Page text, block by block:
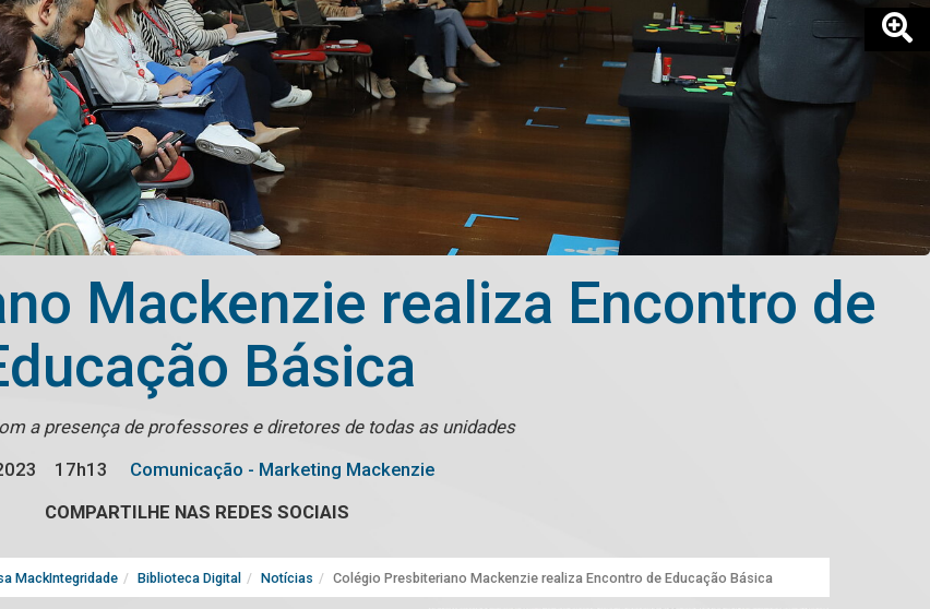
Mackenzie realiza Encontro de
Básica
a presença de professores e diretores de todas as unidades
17h13
Comunicação - Marketing Mackenzie
COMPARTILHE NAS REDES SOCIAIS
MackIntegridade Biblioteca Digital Notícias Colégio Presbiteriano Mackenzie realiza Encontro de Educação Básica